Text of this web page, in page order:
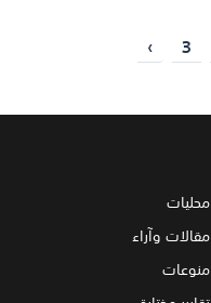
محليات
مقالات وآراء
منوعات